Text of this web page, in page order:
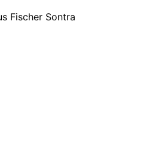
Fischer Sontra